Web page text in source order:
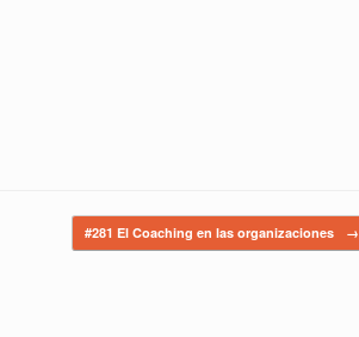
#281 El Coaching en las organizaciones →